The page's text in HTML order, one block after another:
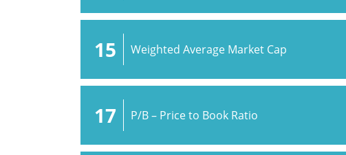
15 Weighted Average Market Cap
17 P/B – Price to Book Ratio